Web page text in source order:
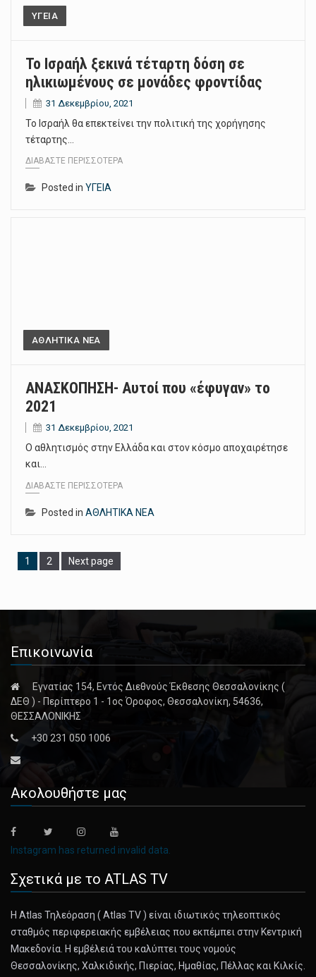
ΥΓΕΙΑ
Το Ισραήλ ξεκινά τέταρτη δόση σε
ηλικιωμένους σε μονάδες φροντίδας
31 Δεκεμβρίου, 2021
Το Ισραήλ θα επεκτείνει την πολιτική της χορήγησης
τέταρτης…
ΔΙΑΒΆΣΤΕ ΠΕΡΙΣΣΌΤΕΡΑ
Posted in ΥΓΕΙΑ
ΑΘΛΗΤΙΚΑ ΝΕΑ
ΑΝΑΣΚΟΠΗΣΗ- Αυτοί που «έφυγαν» το
2021
31 Δεκεμβρίου, 2021
Ο αθλητισμός στην Ελλάδα και στον κόσμο αποχαιρέτησε
και…
ΔΙΑΒΆΣΤΕ ΠΕΡΙΣΣΌΤΕΡΑ
Posted in ΑΘΛΗΤΙΚΑ ΝΕΑ
Page
1 Page
2 Next page
Επικοινωνία
Εγνατίας 154, Εντός Διεθνούς Έκθεσης Θεσσαλονίκης (
ΔΕΘ ) - Περίπτερο 1 - 1ος Όροφος, Θεσσαλονίκη, 54636,
ΘΕΣΣΑΛΟΝΙΚΗΣ
+30 231 050 1006
Ακολουθήστε μας
Instagram has returned invalid data.
Σχετικά με το ATLAS TV
Η Atlas Τηλεόραση ( Atlas TV ) είναι ιδιωτικός τηλεοπτικός
σταθμός περιφερειακής εμβέλειας που εκπέμπει στην Κεντρική
Μακεδονία. Η εμβέλειά του καλύπτει τους νομούς
Θεσσαλονίκης, Χαλκιδικής, Πιερίας, Ημαθίας, Πέλλας και Κιλκίς.